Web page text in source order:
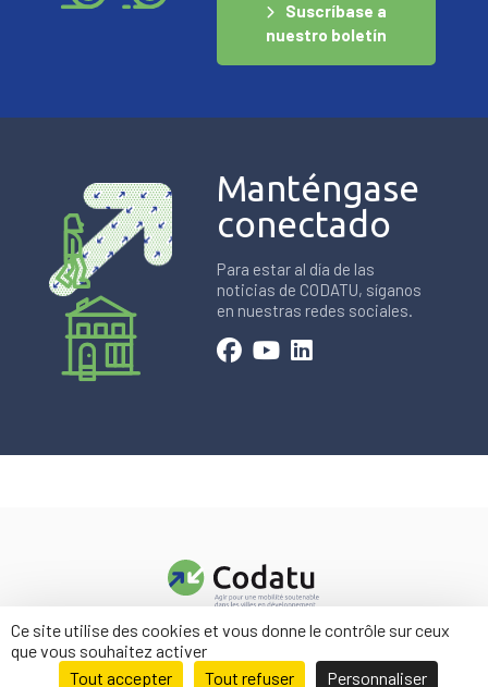
Suscríbase a
nuestro boletín
Manténgase
conectado
Para estar al día de las
noticias de CODATU, síganos
en nuestras redes sociales.
Menciones legales
Ce site utilise des cookies et vous donne le contrôle sur ceux
que vous souhaitez activer
Tout accepter
Tout refuser Personnaliser